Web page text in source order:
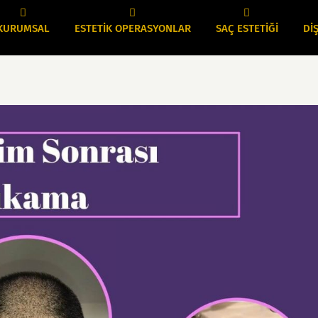
ESTETİK OPERASYONLAR SAÇ ESTETİĞİ